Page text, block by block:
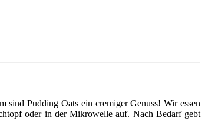
Pudding Oats ein cremiger Genuss! Wir essen
oder in der Mikrowelle auf. Nach Bedarf gebt